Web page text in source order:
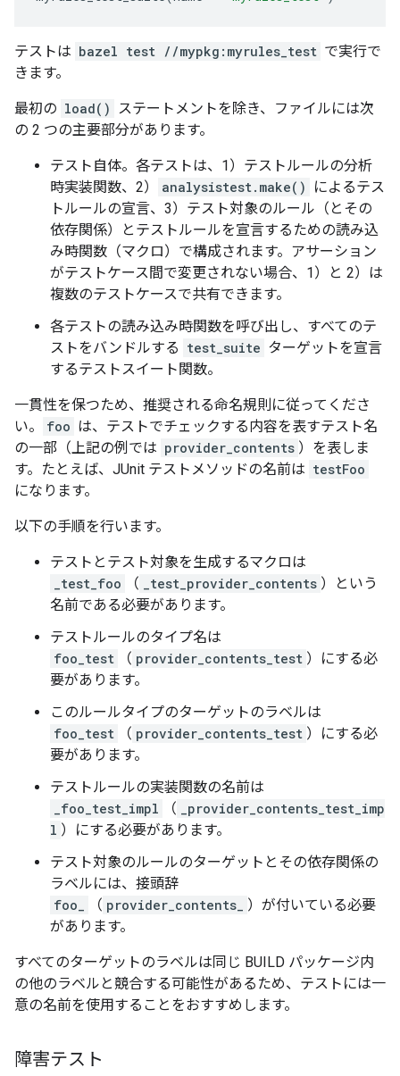
テストは bazel test //mypkg:myrules_test で実行で
きます。
最初の load() ステートメントを除き、ファイルには次
の 2 つの主要部分があります。
テスト自体。各テストは、1）テストルールの分析
時実装関数、2）
analysistest.make()
によるテス
トルールの宣言、3）テスト対象のルール（とその
依存関係）とテストルールを宣言するための読み込
み時関数（マクロ）で構成されます。アサーション
がテストケース間で変更されない場合、1）と 2）は
複数のテストケースで共有できます。
各テストの読み込み時関数を呼び出し、すべてのテ
ストをバンドルする test_suite ターゲットを宣言
するテストスイート関数。
一貫性を保つため、推奨される命名規則に従ってくださ
い。
foo は、テストでチェックする内容を表すテスト名
の一部（上記の例では provider_contents ）を表しま
す。たとえば、JUnit テストメソッドの名前は testFoo
になります。
以下の手順を行います。
テストとテスト対象を生成するマクロは
_test_foo
（ _test_provider_contents ）という
名前である必要があります。
テストルールのタイプ名は
foo_test
（ provider_contents_test ）にする必
要があります。
このルールタイプのターゲットのラベルは
foo_test
（ provider_contents_test ）にする必
要があります。
テストルールの実装関数の名前は
_foo_test_impl
（
_provider_contents_test_imp
l ）にする必要があります。
テスト対象のルールのターゲットとその依存関係の
ラベルには、接頭辞
foo_
（ provider_contents_
）が付いている必要
があります。
すべてのターゲットのラベルは同じ BUILD パッケージ内
の他のラベルと競合する可能性があるため、テストには一
意の名前を使用することをおすすめします。
障害テスト